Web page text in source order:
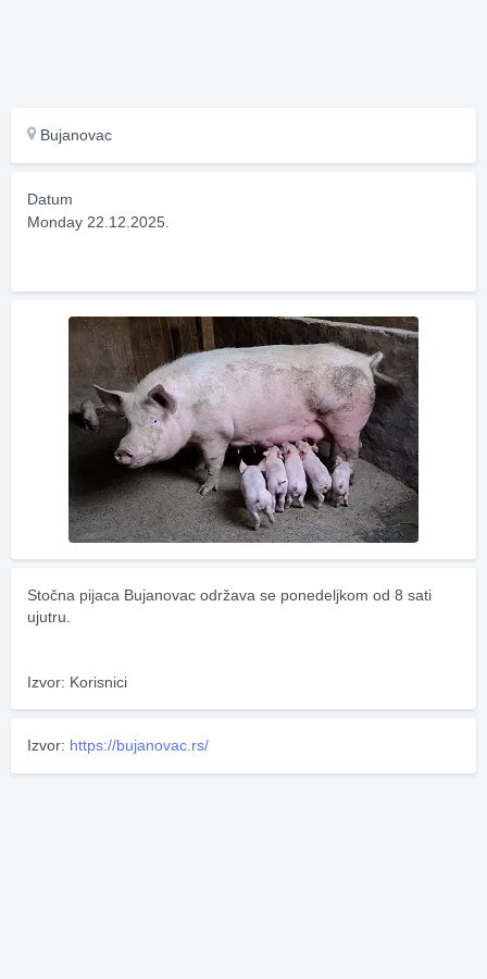
Bujanovac
Datum
Monday 22.12.2025.
Stočna pijaca Bujanovac održava se ponedeljkom od 8 sati
ujutru.
Izvor: Korisnici
Izvor: https://bujanovac.rs/